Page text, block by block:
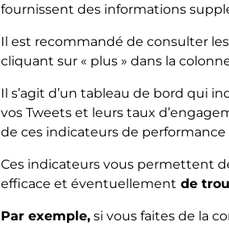
fournissent des informations
Il est recommandé de consulter
cliquant sur « plus » dans la
Il s’agit d’un tableau de bord qui
vos Tweets et leurs taux
de ces indicateurs de
Ces indicateurs vous permettent
efficace et éventuellement de
Par exemple, si vous faites de la